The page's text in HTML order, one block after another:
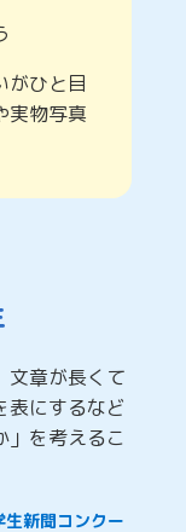
がひと目
実物写真
文章が長くて
表にするなど
」を考えるこ
新聞コンクー